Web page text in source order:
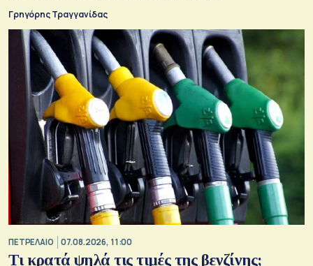
Γρηγόρης Τραγγανίδας
ΠΕΤΡΕΛΑΙΟ 07.08.2026, 11:00
Τι κρατά ψηλά τις τιμές της βενζίνης;